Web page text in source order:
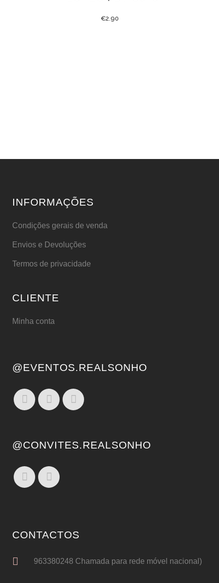
€2.90
INFORMAÇÕES
Condições gerais de venda
Envios e Devoluções
Termos de privacidade
CLIENTE
Minha conta
@EVENTOS.REALSONHO
@CONVITES.REALSONHO
CONTACTOS
963380248 Chamada para rede móvel nacional)